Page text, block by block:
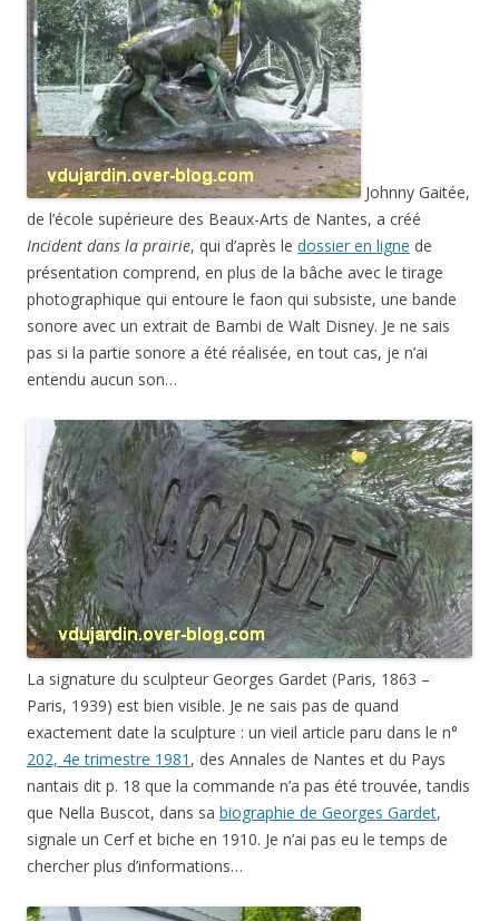
Johnny Gaitée,
de l’école supérieure des Beaux-Arts de Nantes, a créé
Incident dans la prairie, qui d’après le dossier en ligne de
présentation comprend, en plus de la bâche avec le tirage
photographique qui entoure le faon qui subsiste, une bande
sonore avec un extrait de Bambi de Walt Disney. Je ne sais
pas si la partie sonore a été réalisée, en tout cas, je n’ai
entendu aucun son…
La signature du sculpteur Georges Gardet (Paris, 1863 –
Paris, 1939) est bien visible. Je ne sais pas de quand
exactement date la sculpture : un vieil article paru dans le n°
202, 4e trimestre 1981 , des Annales de Nantes et du Pays
nantais dit p. 18 que la commande n’a pas été trouvée, tandis
que Nella Buscot, dans sa biographie de Georges Gardet,
signale un Cerf et biche en 1910. Je n’ai pas eu le temps de
chercher plus d’informations…